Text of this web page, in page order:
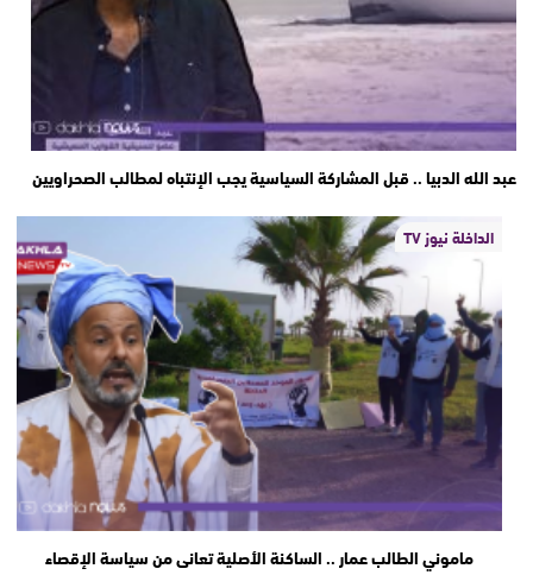
عبد الله الدبيا .. قبل المشاركة السياسية يجب الإنتباه لمطالب الصحراويين
الداخلة نيوز TV
ماموني الطالب عمار .. الساكنة الأصلية تعانى من سياسة الإقصاء